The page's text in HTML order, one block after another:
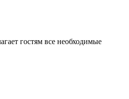
гостям все необходимые